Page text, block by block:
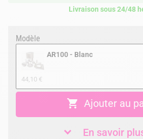
Livraison sous 24/48
Modèle
AR100 - Blanc
44,10 €
 Ajouter au
En savoir